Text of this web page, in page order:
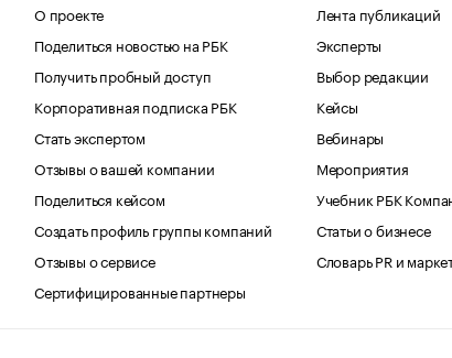
О проекте
Поделиться новостью на РБК
Получить пробный доступ
Корпоративная подписка РБК
Стать экспертом
Отзывы о вашей компании
Поделиться кейсом
Создать профиль группы компаний
Отзывы о сервисе
Сертифицированные партнеры
Лента публикаций
Эксперты
Выбор редакции
Кейсы
Вебинары
Мероприятия
Учебник РБК
Статьи о бизнесе
Словарь PR и